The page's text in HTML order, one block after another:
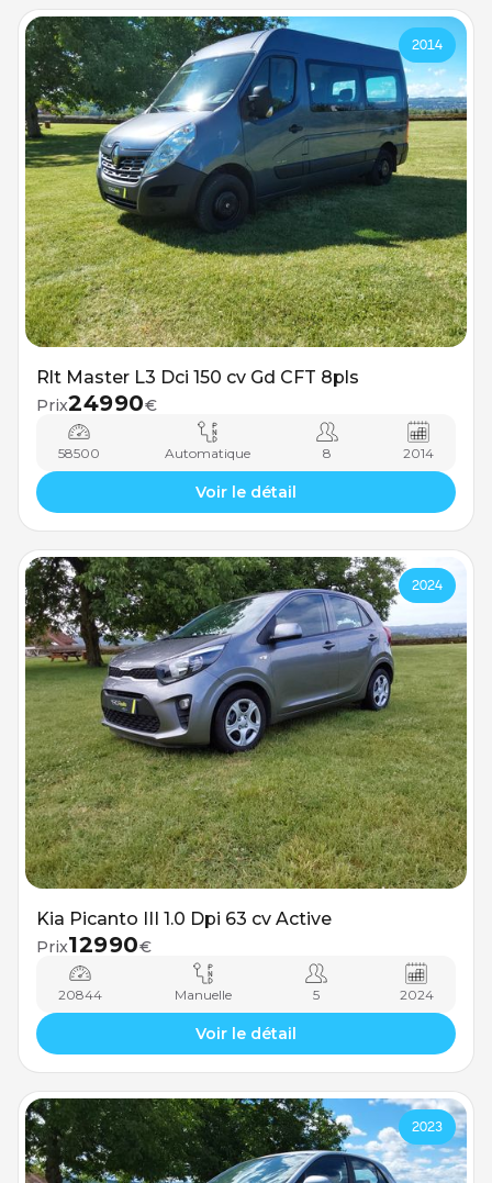
2014
Rlt Master L3 Dci 150 cv Gd CFT 8pls
Prix24990€
58500 Automatique 8 2014
Voir le détail
2024
Kia Picanto III 1.0 Dpi 63 cv Active
Prix12990€
20844 Manuelle 5 2024
Voir le détail
2023